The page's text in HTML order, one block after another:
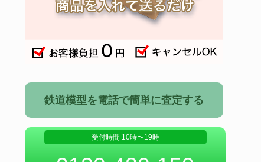
鉄道模型を電話で簡単に査定する
受付時間 10時〜19時